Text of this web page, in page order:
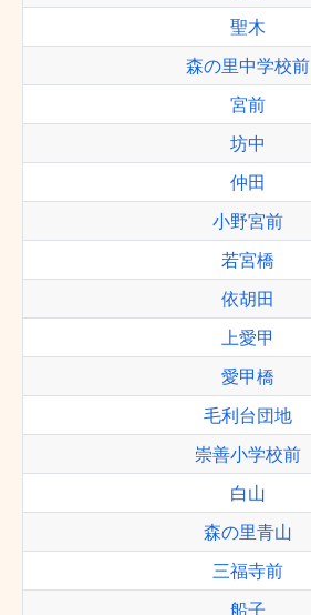
聖木
森の里中学校前
宮前
坊中
仲田
小野宮前
若宮橋
依胡田
上愛甲
愛甲橋
毛利台団地
崇善小学校前
白山
森の里青山
三福寺前
船子